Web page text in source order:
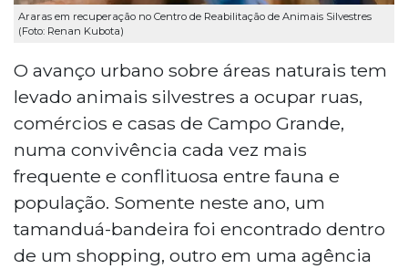
Araras em recuperação no Centro de Reabilitação de Animais Silvestres
(Foto: Renan Kubota)
O avanço urbano sobre áreas naturais tem
levado animais silvestres a ocupar ruas,
comércios e casas de Campo Grande,
numa convivência cada vez mais
frequente e conflituosa entre fauna e
população. Somente neste ano, um
tamanduá-bandeira foi encontrado dentro
de um shopping, outro em uma agência